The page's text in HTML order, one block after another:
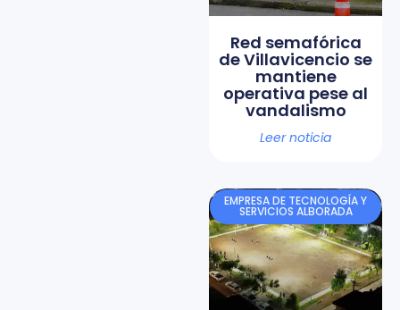
Red semafórica
de Villavicencio se
mantiene
operativa pese al
vandalismo
Leer noticia
EMPRESA DE TECNOLOGÍA Y
SERVICIOS ALBORADA